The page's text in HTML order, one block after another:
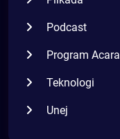
Podcast
Program Acara
Teknologi
Unej